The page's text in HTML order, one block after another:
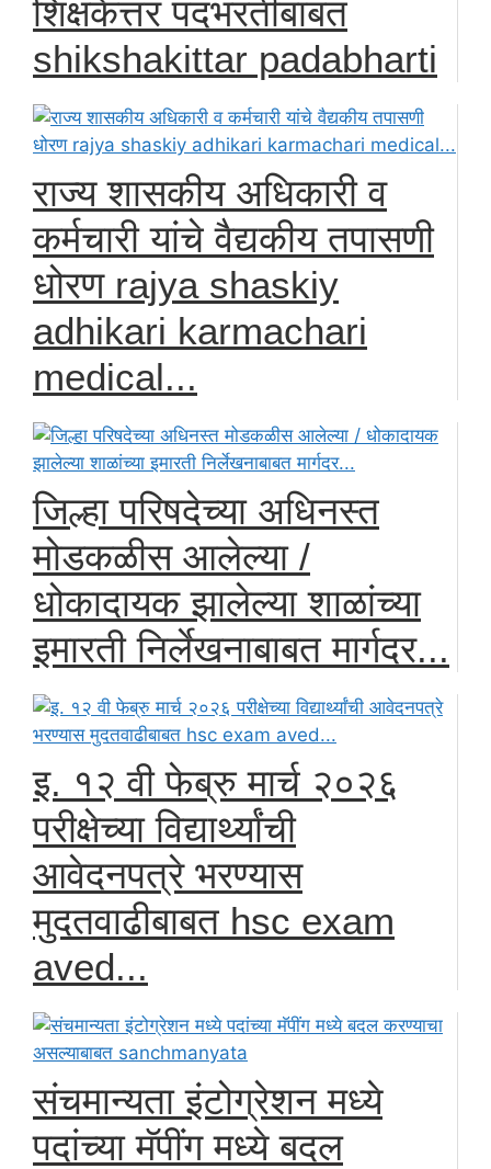
शिक्षकेत्तर पदभरतीबाबत
shikshakittar padabharti
राज्य शासकीय अधिकारी व
कर्मचारी यांचे वैद्यकीय तपासणी
धोरण rajya shaskiy
adhikari karmachari
medical...
जिल्हा परिषदेच्या अधिनस्त
मोडकळीस आलेल्या /
धोकादायक झालेल्या शाळांच्या
इमारती निर्लेखनाबाबत मार्गदर...
इ. १२ वी फेब्रु मार्च २०२६
परीक्षेच्या विद्यार्थ्यांची
आवेदनपत्रे भरण्यास
मुदतवाढीबाबत hsc exam
aved...
संचमान्यता इंटोग्रेशन मध्ये
पदांच्या मॅपींग मध्ये बदल